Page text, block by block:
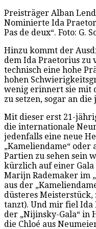
Preisträger Alban
Nominierte Ida
Pas de deux“. Foto: G.
Hinzu kommt der
dem Ida Praetorius zu
technisch eine hohe
hohen
wenig erinnert sie mit
zu setzen, sogar an
Mit dieser erst 21-
die internationale
jedenfalls eine neue
„Kameliendame“
Partien zu sehen sein
kürzlich auf einer
Marijn Rademaker im
aus der
düsteres Meisterstück,
tanzt). Und mir fiel Ida
der „Nijinsky-Gala“ in
die Chloé aus